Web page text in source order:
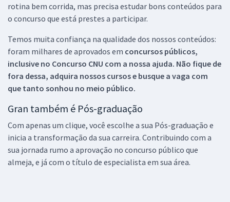
rotina bem corrida, mas precisa estudar bons conteúdos para
o concurso que está prestes a participar.
Temos muita confiança na qualidade dos nossos conteúdos:
foram milhares de aprovados em concursos públicos,
inclusive no Concurso CNU com a nossa ajuda. Não fique de
fora dessa, adquira nossos cursos e busque a vaga com
que tanto sonhou no meio público.
Gran também é Pós-graduação
Com apenas um clique, você escolhe a sua Pós-graduação e
inicia a transformação da sua carreira. Contribuindo com a
sua jornada rumo a aprovação no concurso público que
almeja, e já com o título de especialista em sua área.